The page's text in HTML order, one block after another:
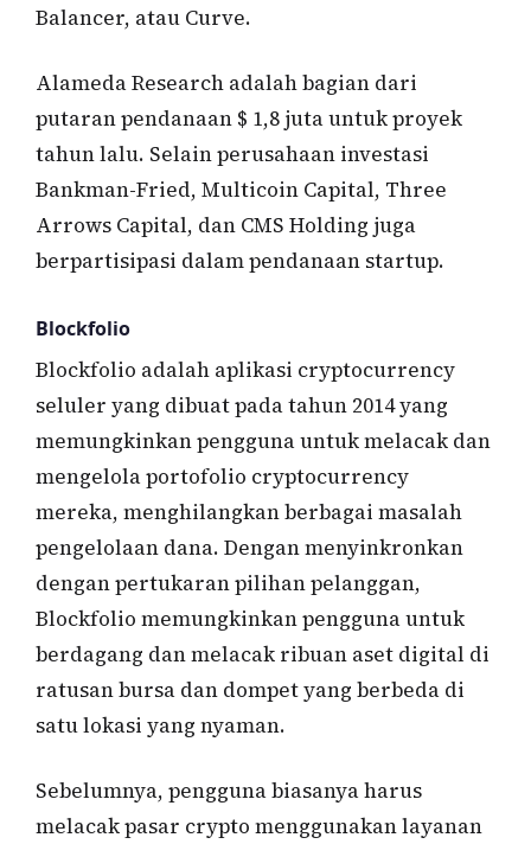
Balancer, atau Curve.
Alameda Research adalah bagian dari
putaran pendanaan $ 1,8 juta untuk proyek
tahun lalu. Selain perusahaan investasi
Bankman-Fried, Multicoin Capital, Three
Arrows Capital, dan CMS Holding juga
berpartisipasi dalam pendanaan startup.
Blockfolio
Blockfolio adalah aplikasi cryptocurrency
seluler yang dibuat pada tahun 2014 yang
memungkinkan pengguna untuk melacak dan
mengelola portofolio cryptocurrency
mereka, menghilangkan berbagai masalah
pengelolaan dana. Dengan menyinkronkan
dengan pertukaran pilihan pelanggan,
Blockfolio memungkinkan pengguna untuk
berdagang dan melacak ribuan aset digital di
ratusan bursa dan dompet yang berbeda di
satu lokasi yang nyaman.
Sebelumnya, pengguna biasanya harus
melacak pasar crypto menggunakan layanan